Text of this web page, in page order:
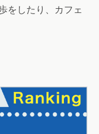
をしたり、カフェ